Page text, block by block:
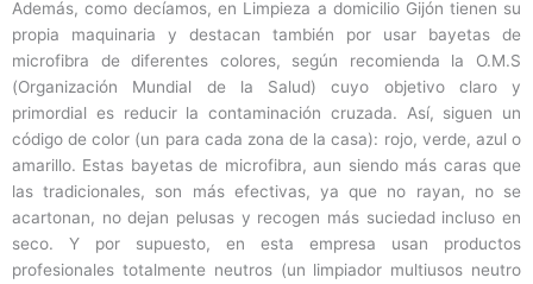
Además, como decíamos, en Limpieza a domicilio Gijón tienen su
propia maquinaria y destacan también por usar bayetas de
microfibra de diferentes colores, según recomienda la O.M.S
(Organización Mundial de la Salud) cuyo objetivo claro y
primordial es reducir la contaminación cruzada. Así, siguen un
código de color (un para cada zona de la casa): rojo, verde, azul o
amarillo. Estas bayetas de microfibra, aun siendo más caras que
las tradicionales, son más efectivas, ya que no rayan, no se
acartonan, no dejan pelusas y recogen más suciedad incluso en
seco. Y por supuesto, en esta empresa usan productos
profesionales totalmente neutros (un limpiador multiusos neutro